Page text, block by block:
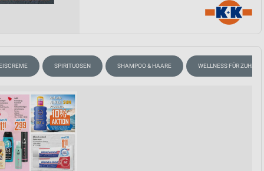
EISCREME SPIRITUOSEN SHAMPOO & HAARE WELLNESS FÜR